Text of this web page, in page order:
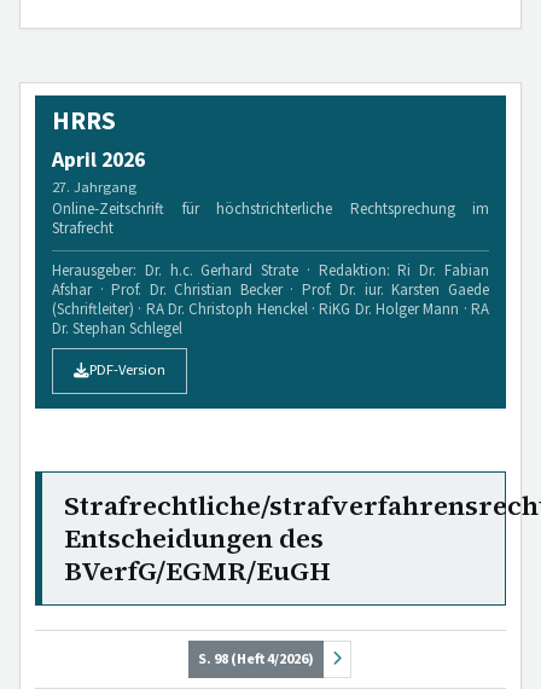
HRRS
April 2026
27. Jahrgang
Online-Zeitschrift für höchstrichterliche Rechtsprechung im
Strafrecht
Herausgeber: Dr. h.c. Gerhard Strate · Redaktion: Ri Dr. Fabian
Afshar · Prof. Dr. Christian Becker · Prof. Dr. iur. Karsten Gaede
(Schriftleiter) · RA Dr. Christoph Henckel · RiKG Dr. Holger Mann · RA
Dr. Stephan Schlegel
PDF-Version
Strafrechtliche/
Entscheidungen des
BVerfG/EGMR/EuGH
S. 98 (Heft 4/2026)